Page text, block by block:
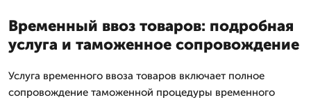
Временный ввоз товаров: подробная
услуга и таможенное сопровождение
Услуга временного ввоза товаров включает полное
сопровождение таможенной процедуры временного